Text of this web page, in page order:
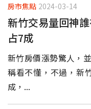
房市焦點 2024-03-14
新竹交易量回神
占7成
新竹房價漲勢驚人，
稱看不懂，不過，新
成，...